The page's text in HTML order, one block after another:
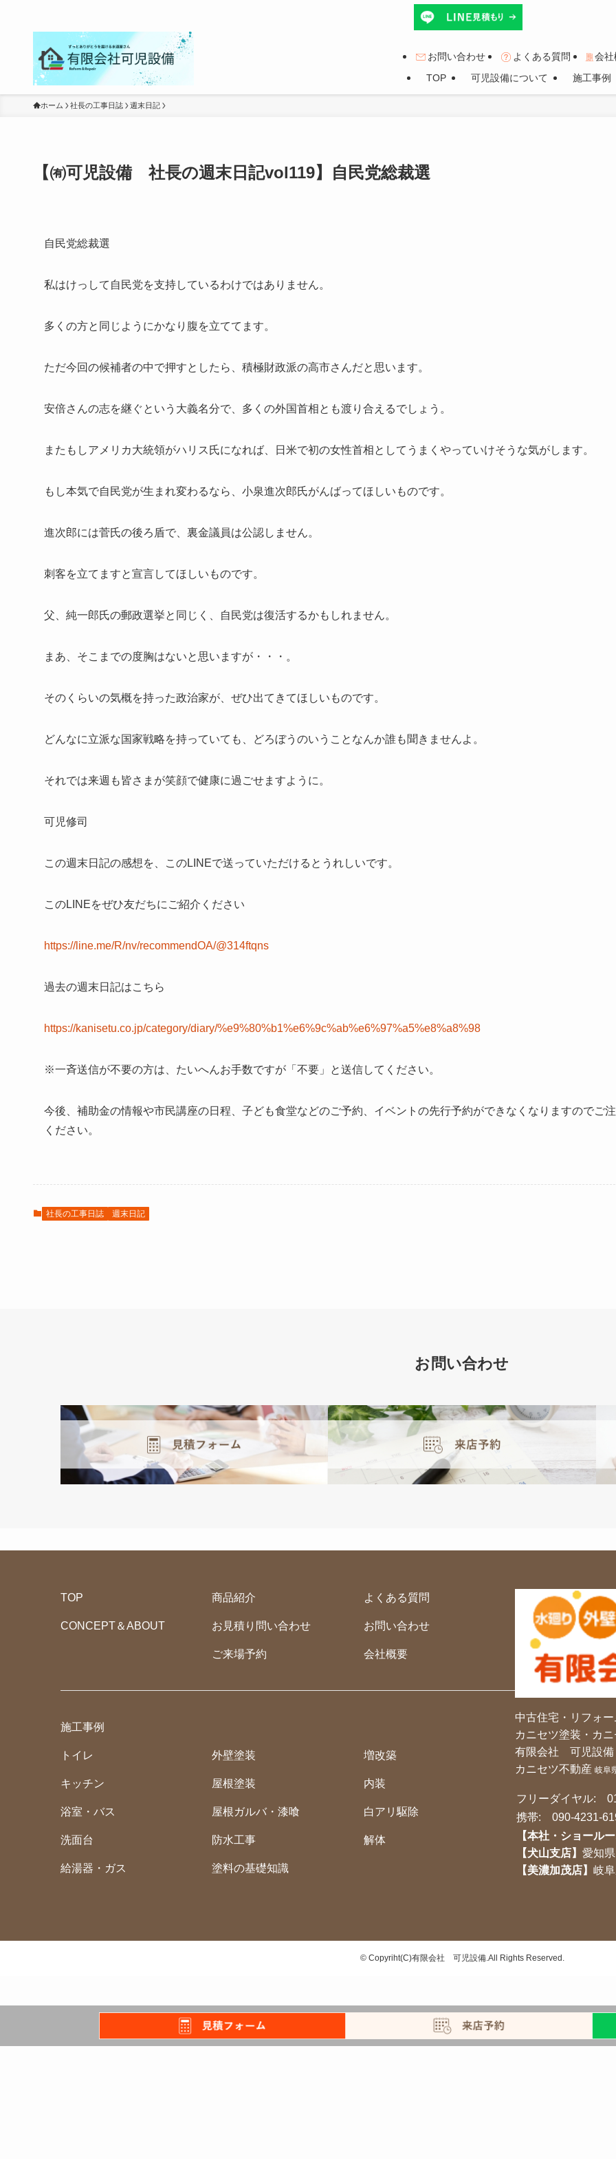
TOP 可児設備について 施工事例
お問い合わせ よくある質問 会
ホーム 社長の工事日誌 週末日記
【㈲可児設備 社長の週末日記vol119】自民党総裁選
自民党総裁選
私はけっして自民党を支持しているわけではありません。
多くの方と同じようにかなり腹を立ててます。
ただ今回の候補者の中で押すとしたら、積極財政派の高市さんだと思います。
安倍さんの志を継ぐという大義名分で、多くの外国首相とも渡り合えるでしょう。
またもしアメリカ大統領がハリス氏になれば、日米で初の女性首相としてうまくやっていけそうな気がします。
もし本気で自民党が生まれ変わるなら、小泉進次郎氏がんばってほしいものです。
進次郎には菅氏の後ろ盾で、裏金議員は公認しません。
刺客を立てますと宣言してほしいものです。
父、純一郎氏の郵政選挙と同じく、自民党は復活するかもしれません。
まあ、そこまでの度胸はないと思いますが・・・。
そのくらいの気概を持った政治家が、ぜひ出てきてほしいものです。
どんなに立派な国家戦略を持っていても、どろぼうのいうことなんか誰も聞きませんよ。
それでは来週も皆さまが笑顔で健康に過ごせますように。
可児修司
この週末日記の感想を、このLINEで送っていただけるとうれしいです。
このLINEをぜひ友だちにご紹介ください
https://line.me/R/nv/recommendOA/@314ftqns
過去の週末日記はこちら
https://kanisetu.co.jp/category/diary/%e9%80%b1%e6%9c%ab%e6%97%a5%e8%a8%98
※一斉送信が不要の方は、たいへんお手数ですが「不要」と送信してください。
今後、補助金の情報や市民講座の日程、子ども食堂などのご予約、イベントの先行予約ができなくなりますのでご
ください。
社長の工事日誌 週末日記
お問い合わせ
TOP
CONCEPT＆ABOUT
商品紹介
お見積り問い合わせ
ご来場予約
よくある質問
お問い合わせ
会社概要
施工事例
トイレ
キッチン
浴室・バス
洗面台
給湯器・ガス
外壁塗装
屋根塗装
屋根ガルバ・漆喰
防水工事
塗料の基礎知識
増改築
内装
白アリ駆除
解体
中古住宅・リフォ
カニセツ塗装・カ
有限会社 可児設備
カニセツ不動産 岐阜
フリーダイヤル:
携帯: 090-4231-
【本社・ショール
【犬山支店】 愛知
【美濃加茂店】 岐
©Copyriht(C)有限会社 可児設備.All Rights Reserved.